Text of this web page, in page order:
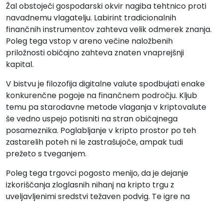
Žal obstoječi gospodarski okvir nagiba tehtnico proti
navadnemu vlagatelju. Labirint tradicionalnih
finančnih instrumentov zahteva velik odmerek znanja.
Poleg tega vstop v areno večine naložbenih
priložnosti običajno zahteva znaten vnaprejšnji
kapital.
V bistvu je filozofija digitalne valute spodbujati enake
konkurenčne pogoje na finančnem področju. Kljub
temu pa starodavne metode vlaganja v kriptovalute
še vedno uspejo potisniti na stran običajnega
posameznika. Poglabljanje v kripto prostor po teh
zastarelih poteh ni le zastrašujoče, ampak tudi
prežeto s tveganjem.
Poleg tega trgovci pogosto menijo, da je dejanje
izkoriščanja zloglasnih nihanj na kripto trgu z
uveljavljenimi sredstvi težaven podvig. Te igre na